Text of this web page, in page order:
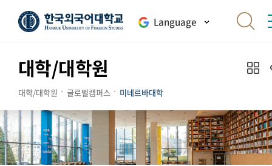
Language
대학/대학원
대학/대학원 글로벌캠퍼스 미네르바대학